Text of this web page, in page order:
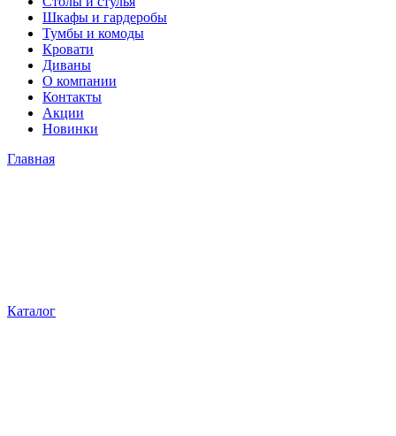
Шкафы и гардеробы
Тумбы и комоды
Кровати
Диваны
О компании
Контакты
Акции
Новинки
Главная
Каталог